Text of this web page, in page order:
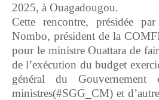
2025, à Ouagadougou.
Cette rencontre, présidée
Nombo, président de la
pour le ministre Ouattara de
de l’exécution du budget
général du
ministres(#SGG_CM) et